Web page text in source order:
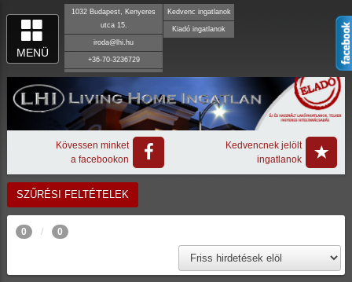
MENÜ
1032 Budapest, Kenyeres
utca 15.
iroda@lhi.hu
+36-70-3236729
Kedvenc ingatlanok
Kiadó ingatlanok
Kövessen minket
a facebookon
Kedvencnek jelölt
ingatlanok
SZŰRÉSI FELTÉTELEK
0 0